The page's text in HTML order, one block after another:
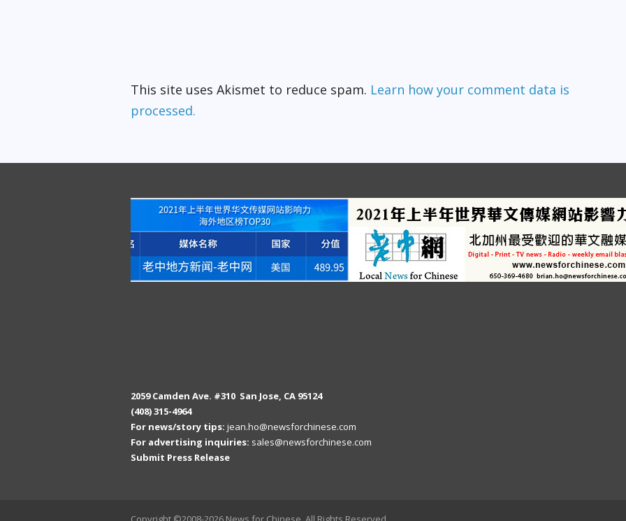
This site uses Akismet to reduce spam. Learn how your comment data is
processed.
2059 Camden Ave. #310 San Jose, CA 95124
(408) 315-4964
For news/story tips: jean.ho@newsforchinese.com
For advertising inquiries: sales@newsforchinese.com
Submit Press Release